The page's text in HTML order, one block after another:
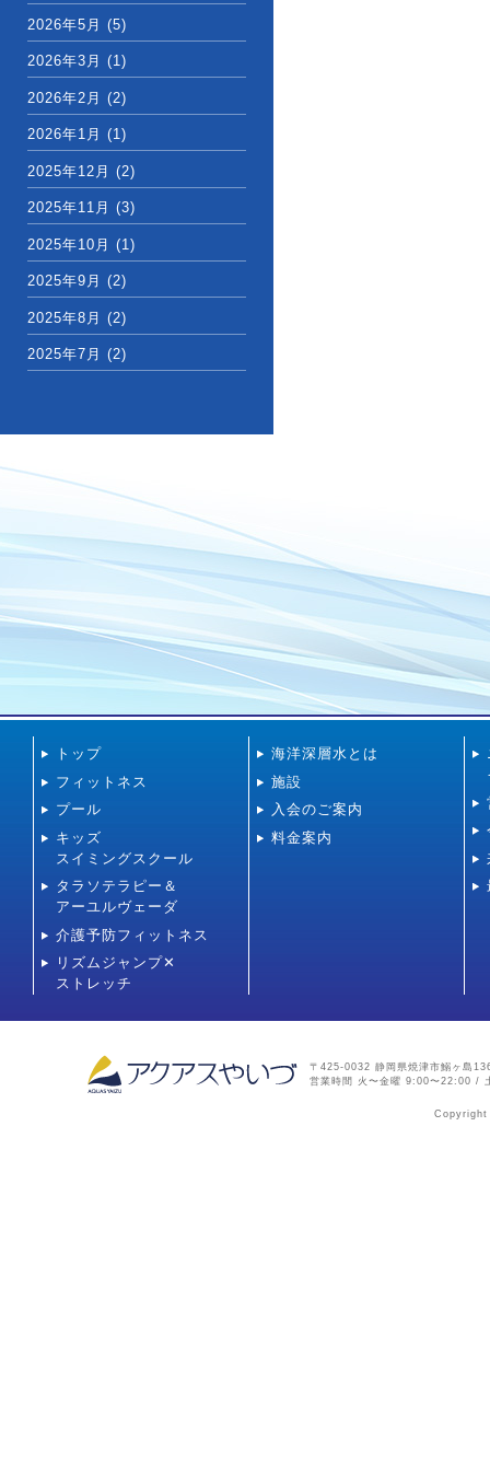
2026年5月 (5)
2026年3月 (1)
2026年2月 (2)
2026年1月 (1)
2025年12月 (2)
2025年11月 (3)
2025年10月 (1)
2025年9月 (2)
2025年8月 (2)
2025年7月 (2)
トップ
フィットネス
プール
キッズ
スイミングスクール
タラソテラピー＆
アーユルヴェーダ
介護予防フィットネス
リズムジャンプ✕
ストレッチ
海洋深層水とは
施設
入会のご案内
料金案内
〒425-0032 静岡県焼津市鰯ヶ島
営業時間 火〜金曜 9:00〜22:00 /